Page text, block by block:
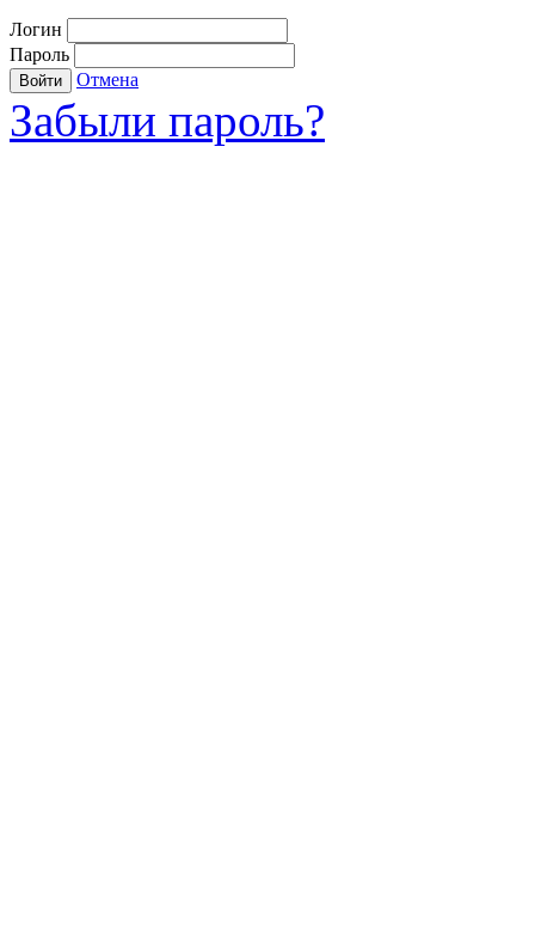
Логин
Пароль
Войти Отмена
Забыли пароль?